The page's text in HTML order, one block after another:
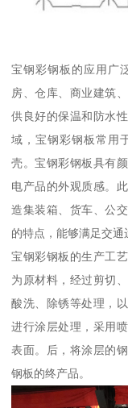
宝钢彩钢板的应用广
房、仓库、商业建筑
供良好的保温和防水
域，宝钢彩钢板常用
壳。宝钢彩钢板具有
电产品的外观质感。
造集装箱、货车、公
的特点，能够满足交通
宝钢彩钢板的生产工
为原材料，经过剪切
酸洗、除锈等处理，
进行涂层处理，采用
表面。后，将涂层的
钢板的终产品。